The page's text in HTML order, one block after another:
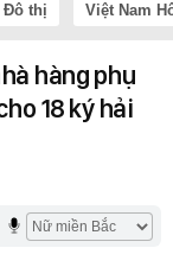
Đô thị Việt Nam
hàng phụ
18 ký hải